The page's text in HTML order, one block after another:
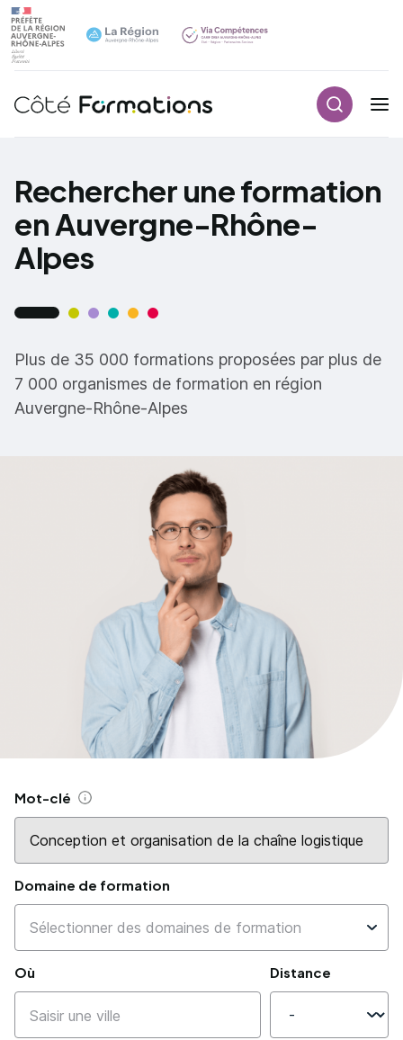
Navigation principale
Rechercher une formation
en Auvergne-Rhône-
Alpes
Plus de 35 000 formations proposées par plus de
7 000 organismes de formation en région
Auvergne-Rhône-Alpes
Mot-clé Aide
Domaine de formation
Où Distance